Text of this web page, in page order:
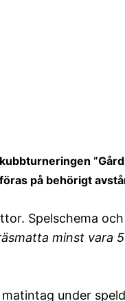
på behörigt
Spelschema
minst vara
under